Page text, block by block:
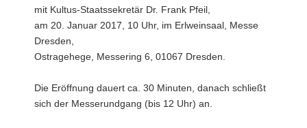
mit Kultus-Staatssekretär Dr. Frank Pfeil,
am 20. Januar 2017, 10 Uhr, im Erlweinsaal, Messe
Dresden,
Ostragehege, Messering 6, 01067 Dresden.
Die Eröffnung dauert ca. 30 Minuten, danach schließt
sich der Messerundgang (bis 12 Uhr) an.